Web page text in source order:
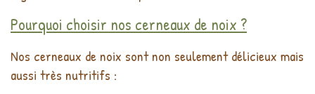
Pourquoi choisir nos cerneaux de noix ?
Nos cerneaux de noix sont non seulement délicieux mais
aussi très nutritifs :